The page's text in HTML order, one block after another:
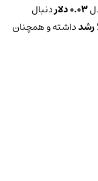
0.03 دلار
دنبال
داشته و همچنان